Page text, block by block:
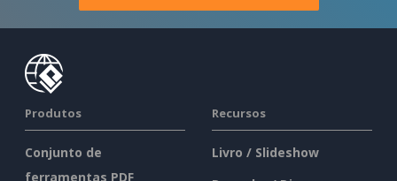
Produtos
Conjunto de
ferramentas PDF
Recursos
Livro / Slideshow